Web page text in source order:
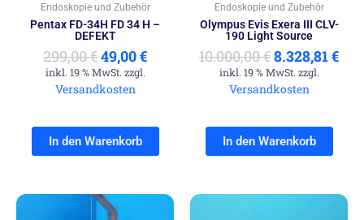
Endoskopie und Zubehör
Pentax FD-34H FD 34 H –
DEFEKT
299,00€49,00€
inkl. 19 % MwSt. zzgl.
Versandkosten
In den Warenkorb
Endoskopie und Zubehör
Olympus Evis Exera III CLV-
190 Light Source
10.000,00€8.328,81€
inkl. 19 % MwSt. zzgl.
Versandkosten
In den Warenkorb